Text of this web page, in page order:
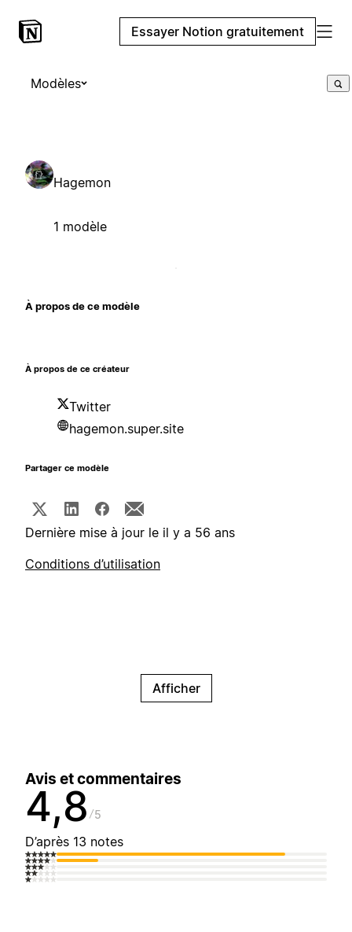
Essayer Notion gratuitement
Modèles
Hagemon
1 modèle
À propos de ce modèle
À propos de ce créateur
Twitter
hagemon.super.site
Partager ce modèle
Dernière mise à jour le il y a 56 ans
Conditions d’utilisation
Afficher
Avis et commentaires
4,8 5
D’après 13 notes